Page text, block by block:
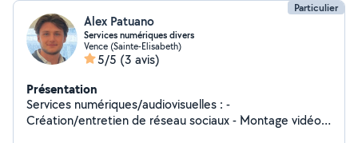
Particulier
Alex Patuano
Services numériques divers
Vence (Sainte-Elisabeth)
5/5 (3 avis)
Présentation
Services numériques/audiovisuelles : -
Création/entretien de réseau sociaux - Montage vidéo